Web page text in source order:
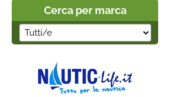
Cerca per marca